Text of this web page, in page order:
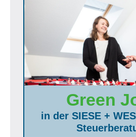
Green
in der SIESE +